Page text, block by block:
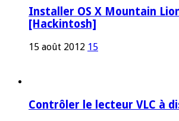
Installer OS X Mountain
[Hackintosh]
15 août 2012 15
Contrôler le lecteur VLC à